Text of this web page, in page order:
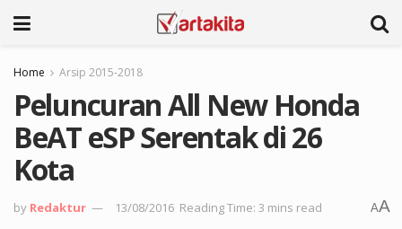
Home Arsip 2015-2018
Peluncuran All New Honda
BeAT eSP Serentak di 26
Kota
by Redaktur 13/08/2016 Reading Time: 3 mins read AA